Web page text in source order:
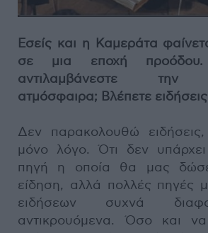
Εσείς και η Καμεράτα
σε μια εποχή
αντιλαμβάνεστε την
ατμόσφαιρα; Βλέπετε
Δεν παρακολουθώ
μόνο λόγο. Ότι δεν
πηγή η οποία θα μας
είδηση, αλλά πολλές πηγές
ειδήσεων συχνά
αντικρουόμενα. Όσο και